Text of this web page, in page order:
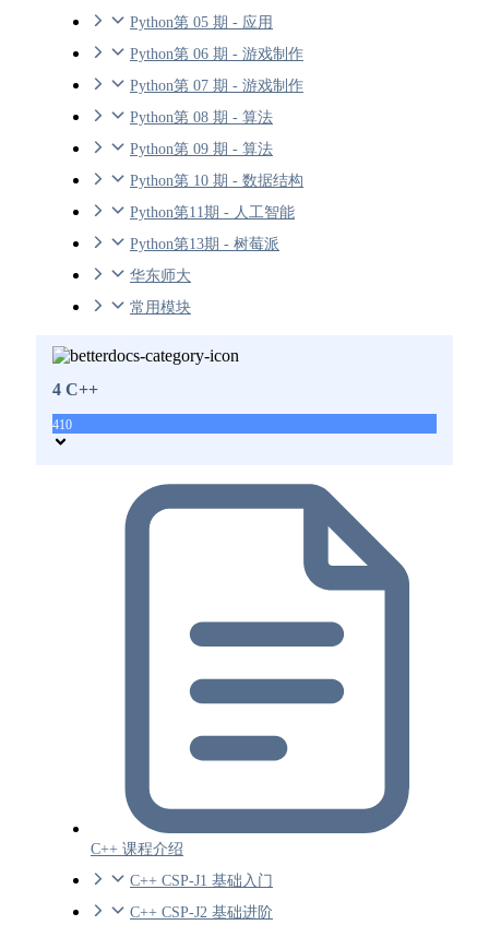
Python第 05 期 - 应用
Python第 06 期 - 游戏制作
Python第 07 期 - 游戏制作
Python第 08 期 - 算法
Python第 09 期 - 算法
Python第 10 期 - 数据结构
Python第11期 - 人工智能
Python第13期 - 树莓派
华东师大
常用模块
4 C++
410
C++ 课程介绍
C++ CSP-J1 基础入门
C++ CSP-J2 基础进阶